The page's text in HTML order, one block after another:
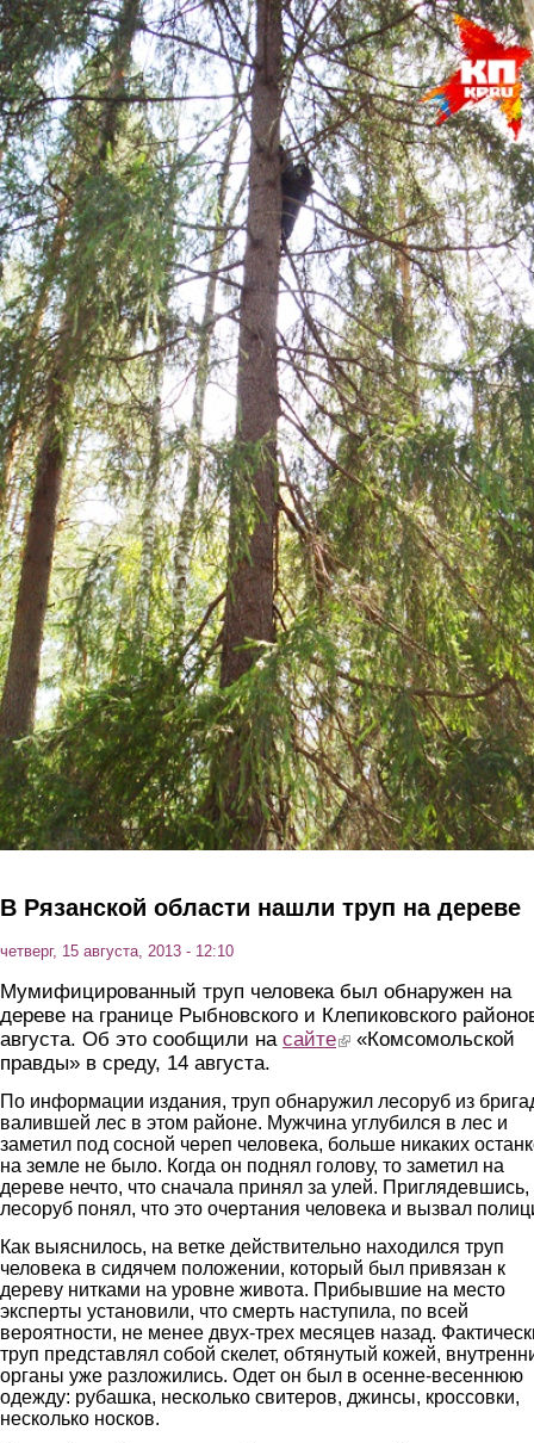
Перейти к основному содержанию
В Рязанской области нашли труп на дереве
четверг, 15 августа, 2013 - 12:10
Мумифицированный труп человека был обнаружен на
дереве на границе Рыбновского и Клепиковского
августа. Об это сообщили на сайте(link is external)
«Комсомольской
правды» в среду, 14 августа.
По информации издания, труп обнаружил лесоруб из
валившей лес в этом районе. Мужчина углубился в лес и
заметил под сосной череп человека, больше никаких
на земле не было. Когда он поднял голову, то заметил на
дереве нечто, что сначала принял за улей. Приглядевшись,
лесоруб понял, что это очертания человека и вызвал
Как выяснилось, на ветке действительно находился труп
человека в сидячем положении, который был привязан к
дереву нитками на уровне живота. Прибывшие на место
эксперты установили, что смерть наступила, по всей
вероятности, не менее двух-трех месяцев назад.
труп представлял собой скелет, обтянутый кожей,
органы уже разложились. Одет он был в осенне-весеннюю
одежду: рубашка, несколько свитеров, джинсы, кроссовки,
несколько носков.